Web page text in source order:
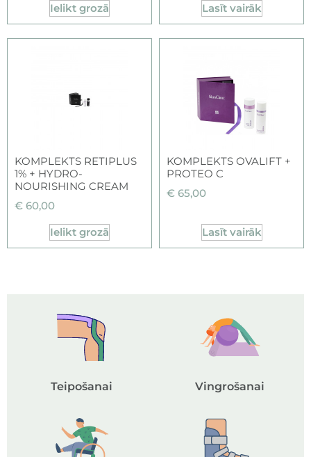
Ielikt grozā Lasīt vairāk
KOMPLEKTS RETIPLUS
1% + HYDRO-
NOURISHING CREAM
€ 60,00
Ielikt grozā
KOMPLEKTS OVALIFT +
PROTEO C
€ 65,00
Lasīt vairāk
Teipošanai Vingrošanai